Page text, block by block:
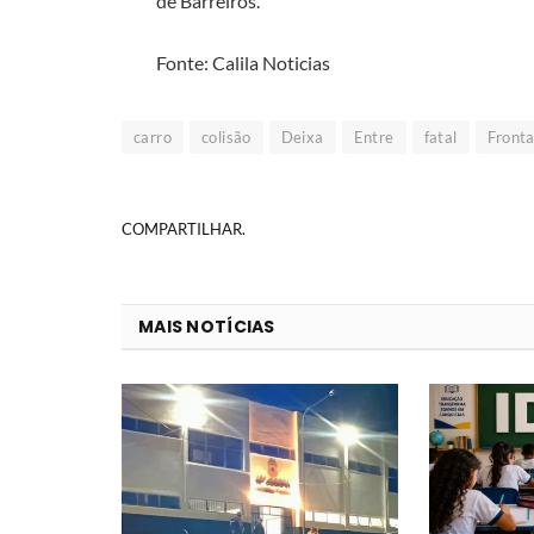
Fonte: Calila Noticias
carro colisão Deixa Entre fatal
COMPARTILHAR.
MAIS NOTÍCIAS